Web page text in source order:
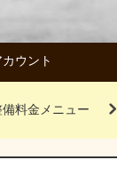
カウント
備料金メニュー